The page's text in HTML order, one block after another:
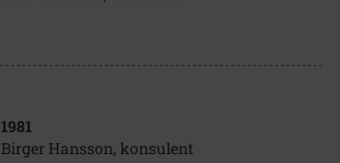
1981
Birger Hansson, konsulent